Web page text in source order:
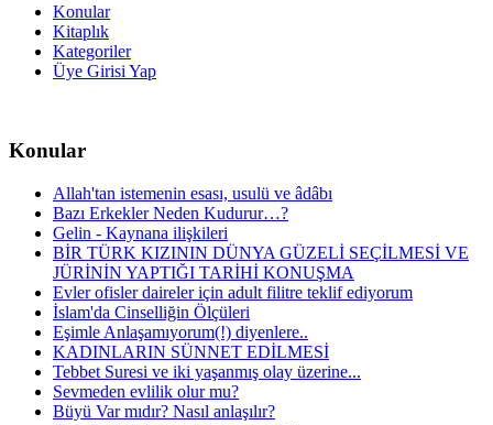
Konular
Kitaplık
Kategoriler
Üye Girisi Yap
Konular
Allah'tan istemenin esası, usulü ve âdâbı
Bazı Erkekler Neden Kudurur…?
Gelin - Kaynana ilişkileri
BİR TÜRK KIZININ DÜNYA GÜZELİ SEÇİLMESİ VE
JÜRİNİN YAPTIĞI TARİHİ KONUŞMA
Evler ofisler daireler için adult filitre teklif ediyorum
İslam'da Cinselliğin Ölçüleri
Eşimle Anlaşamıyorum(!) diyenlere..
KADINLARIN SÜNNET EDİLMESİ
Tebbet Suresi ve iki yaşanmış olay üzerine...
Sevmeden evlilik olur mu?
Büyü Var mıdır? Nasıl anlaşılır?